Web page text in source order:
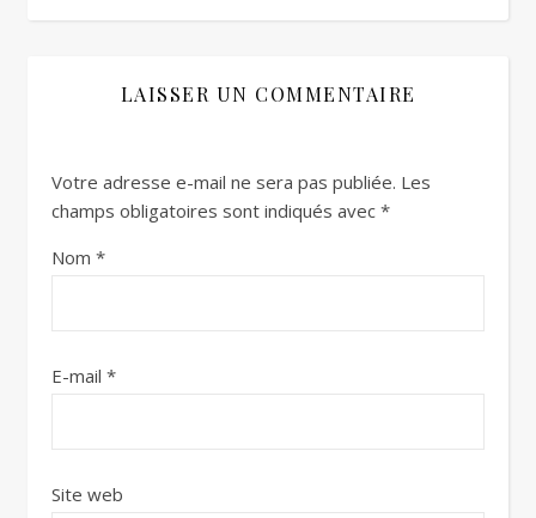
LAISSER UN COMMENTAIRE
Votre adresse e-mail ne sera pas publiée. Les
champs obligatoires sont indiqués avec *
Nom *
E-mail *
Site web